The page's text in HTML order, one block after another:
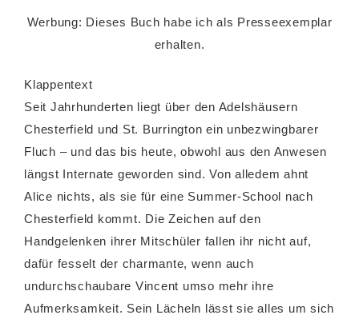
Werbung: Dieses Buch habe ich als Presseexemplar
erhalten.
Klappentext
Seit Jahrhunderten liegt über den Adelshäusern
Chesterfield und St. Burrington ein unbezwingbarer
Fluch – und das bis heute, obwohl aus den Anwesen
längst Internate geworden sind. Von alledem ahnt
Alice nichts, als sie für eine Summer-School nach
Chesterfield kommt. Die Zeichen auf den
Handgelenken ihrer Mitschüler fallen ihr nicht auf,
dafür fesselt der charmante, wenn auch
undurchschaubare Vincent umso mehr ihre
Aufmerksamkeit. Sein Lächeln lässt sie alles um sich